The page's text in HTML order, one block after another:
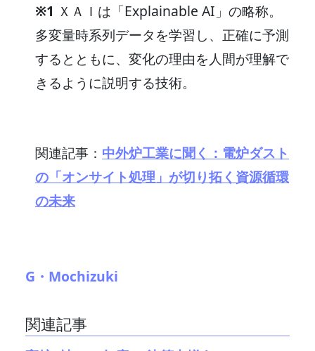
※1 ＸＡＩは「Explainable AI」の略称。
多変量時系列データを学習し、正確に予測
するとともに、変化の理由を人間が理解で
きるように説明する技術。
関連記事： 中外炉工業に聞く：電炉ダスト
の「オンサイト処理」が切り拓く資源循環
の未来
G・Mochizuki
関連記事